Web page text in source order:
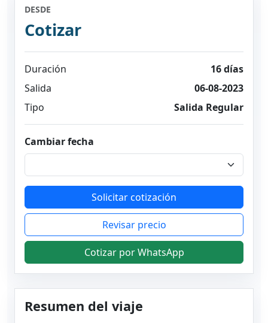
Resumen del viaje
DESDE
Cotizar
Duración
16 días
Salida
06-08-2023
Tipo
Salida Regular
Cambiar fecha
Solicitar cotización
Revisar precio
Cotizar por WhatsApp